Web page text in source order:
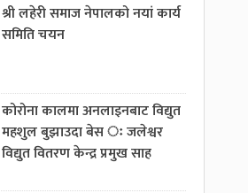
श्री लहेरी समाज नेपालको नयां कार्य
समिति चयन
कोरोना कालमा अनलाइनबाट विद्युत
महशुल बुझाउदा बेस ः जलेश्वर
विद्युत वितरण केन्द्र प्रमुख साह